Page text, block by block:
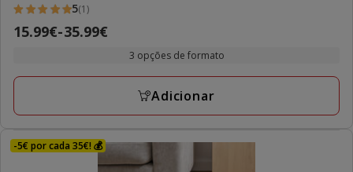
5
estrelas
1
5(1)
Preço
a
35.99€
15.99€-35.99€
3 opções de formato
Adicionar
-5€ por cada 35€! 💰